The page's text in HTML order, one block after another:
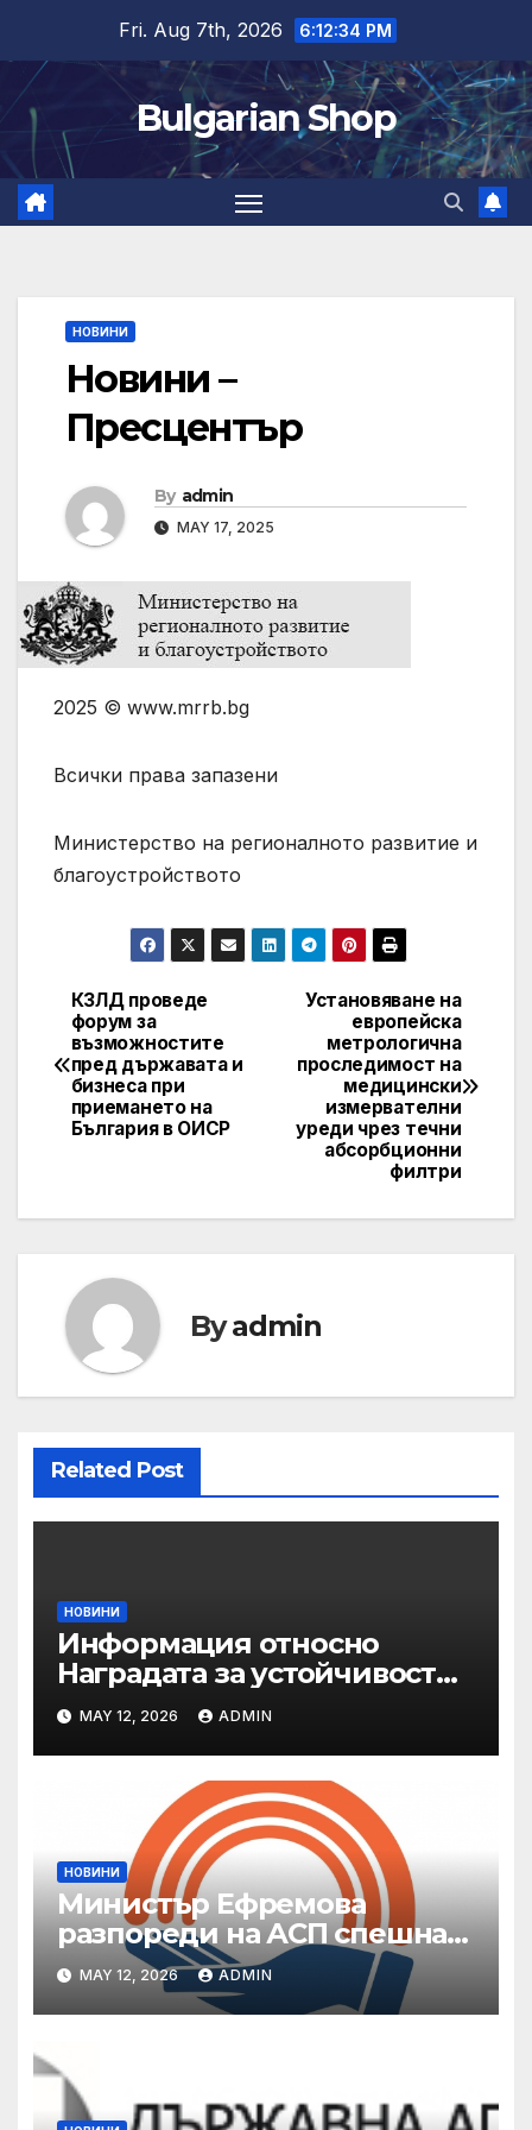
content
Fri. Aug 7th, 2026 6:12:34 PM
Bulgarian Shop
НОВИНИ
Новини –
Пресцентър
By admin
MAY 17, 2025
2025 © www.mrrb.bg
Всички права запазени
Министерство на регионалното развитие и
благоустройството
Post
navigation
Установяване на
европейска
метрологична
проследимост на
медицински
измервателни
уреди чрез течни
абсорбционни
филтри
КЗЛД проведе
форум за
възможностите
пред държавата и
бизнеса при
приемането на
България в ОИСР
Byadmin
Related Post
НОВИНИ
Информация относно
Наградата за устойчивост
на ОАЕ „Зайед“
MAY 12, 2026 ADMIN
НОВИНИ
Министър Ефремова
разпореди на АСП спешна
готовност за оказване на
подкрепа на пострадали от
валежи и градушки
MAY 12, 2026 ADMIN